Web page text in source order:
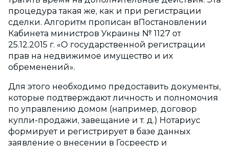
процедура такая же, как и при регистрации
сделки. Алгоритм прописан вПостановлении
Кабинета министров Украины № 1127 от
25.12.2015 г. «О государственной регистрации
прав на недвижимое имущество и их
обременений».
Для этого необходимо предоставить документы,
которые подтверждают личность и полномочия
по управлению домом (например, договор
купли-продажи, завещание и т. д.) Нотариус
формирует и регистрирует в базе данных
заявление о внесении в Госреестр и